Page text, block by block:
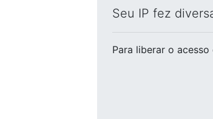
Seu IP fez
Para liberar o acesso